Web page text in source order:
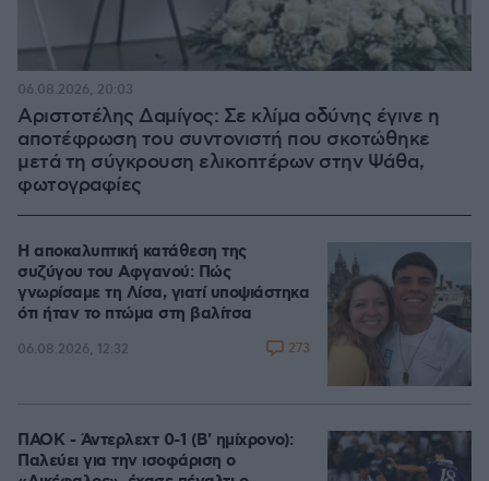
Αριστοτέλης Δαμίγος: Σε κλίμα οδύνης έγινε η
αποτέφρωση του συντονιστή που σκοτώθηκε
μετά τη σύγκρουση ελικοπτέρων στην Ψάθα,
φωτογραφίες
06.08.2026, 20:03
Η αποκαλυπτική κατάθεση της
συζύγου του Αφγανού: Πώς
γνωρίσαμε τη Λίσα, γιατί υποψιάστηκα
ότι ήταν το πτώμα στη βαλίτσα
06.08.2026, 12:32 273
ΠΑΟΚ - Άντερλεχτ 0-1 (Β' ημίχρονο):
Παλεύει για την ισοφάριση ο